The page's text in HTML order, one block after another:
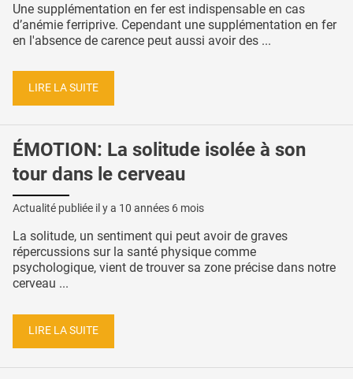
Une supplémentation en fer est indispensable en cas
d’anémie ferriprive. Cependant une supplémentation en fer
en l'absence de carence peut aussi avoir des ...
LIRE LA SUITE
ÉMOTION: La solitude isolée à son
tour dans le cerveau
Actualité publiée il y a 10 années 6 mois
La solitude, un sentiment qui peut avoir de graves
répercussions sur la santé physique comme
psychologique, vient de trouver sa zone précise dans notre
cerveau ...
LIRE LA SUITE